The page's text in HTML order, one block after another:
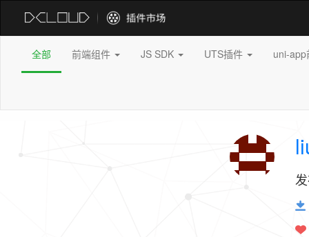
全部 前端组件 JS SDK UTS插件 uni-